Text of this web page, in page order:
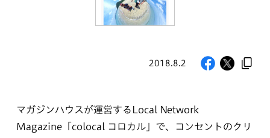
2018.8.2
マガジンハウスが運営するLocal Network
Magazine「colocal コロカル」で、コンセントのクリ